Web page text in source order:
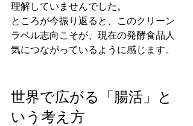
理解していませんでした。
ところが今振り返ると、このクリーン
ラベル志向こそが、現在の発酵食品人
気につながっているように感じます。
世界で広がる「腸活」と
いう考え方